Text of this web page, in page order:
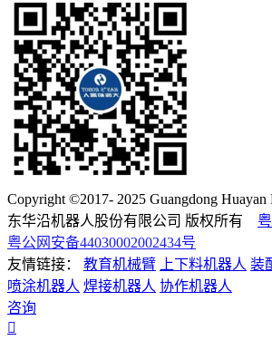
Copyright ©2017- 2025 Guangdong Huayan
东华沿机器人股份有限公司 版权所有
粤公网安备44030002002434号
友情链接：
教育机械臂 上下料机器人 装
喷涂机器人 焊接机器人 协作机器人
咨询